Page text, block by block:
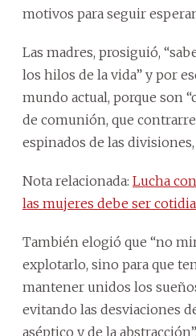
motivos para seguir
Las madres, prosiguió,
los hilos de la vida” y por
mundo actual, porque son
de comunión, que
espinados de las
Nota relacionada: Lucha
las mujeres debe ser
También elogió que “no
explotarlo, sino para que
mantener unidos los
evitando las desviaciones
aséptico y de la abstracción”.